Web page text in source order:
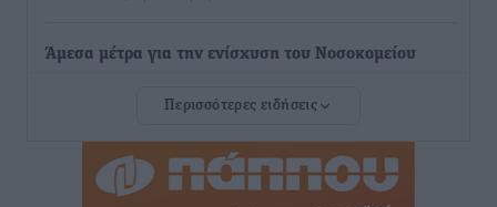
Άμεσα μέτρα για την ενίσχυση του Νοσοκομείου
ανακοίνωσε ο Άδωνις Γεωργιάδης
Iατρικός Σύλλογος Ροδου προς Α. Γεωργιάδη:
Περισσότερες ειδήσεις